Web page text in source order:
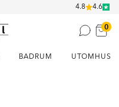
4.8 4.6
0
BADRUM UTOMHUS